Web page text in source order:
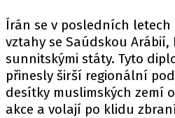
Írán se v posledních letech
vztahy se Saúdskou Arábií,
sunnitskými státy. Tyto
přinesly širší regionální
desítky muslimských zemí
akce a volají po klidu